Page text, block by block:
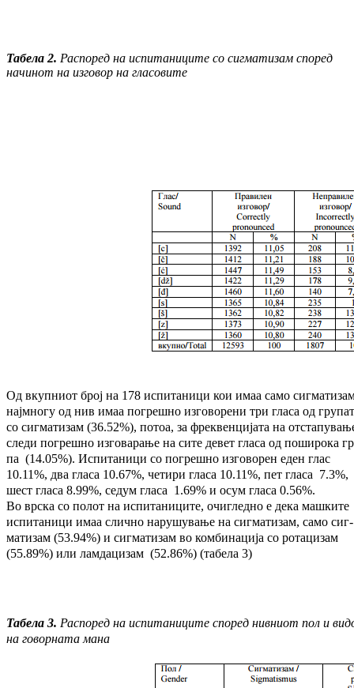
Табела 2. Распоред на испитаниците со сигматизам според
начинот на изговор на гласовите
Од вкупниот број на 178 испитаници кои имаа само
најмногу од нив имаа по­грешно изговорени три гласа од
со сигматизам (36.52%), потоа, за фрек­вен­ци­јата на
следи по­греш­но из­го­ва­ра­ње на сите девет гласа од по­широка
па (14.05%). Испитаници со по­грешно из­го­во­рен еден глас
10.11%, два гласа 10.67%, че­тири гласа 10.11%, пет гласа 7.3%,
шест гла­са 8.99%, седум гласа 1.69% и осум гласа 0.56%.
Во врска со полот на испитаниците, очи­глед­но е дека машките
испитаници имаа слич­но на­ру­шување на сигматизам, само сиг­
матизам (53.94%) и сигматизам во ком­би­на­ција со ро­та­ци­зам
(55.89%) или лам­да­цизам (52.86%) (табела 3)
Табела 3. Распоред на испитаниците според нивниот пол и
на говорната мана